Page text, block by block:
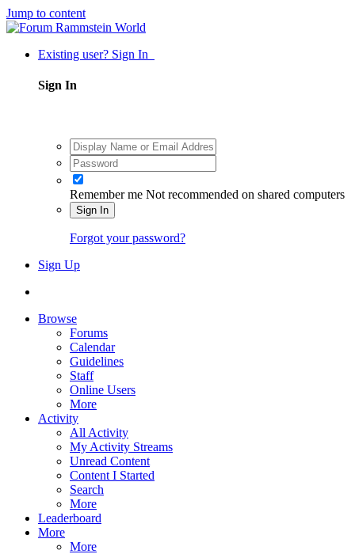
Jump to content
Existing user? Sign In
Sign In
Remember me Not recommended on shared computers
Sign In
Forgot your password?
Sign Up
Browse
Forums
Calendar
Guidelines
Staff
Online Users
More
Activity
All Activity
My Activity Streams
Unread Content
Content I Started
Search
More
Leaderboard
More
More